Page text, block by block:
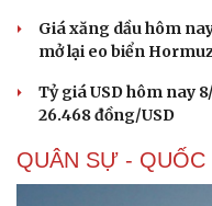
Văn hóa
Sân khấu - Điện ảnh
Âm nhạc
Di sản
Giá xăng dầu hôm
mở lại eo biển
Tỷ giá USD hôm nay
26.468 đồng/USD
QUÂN SỰ - QUỐC